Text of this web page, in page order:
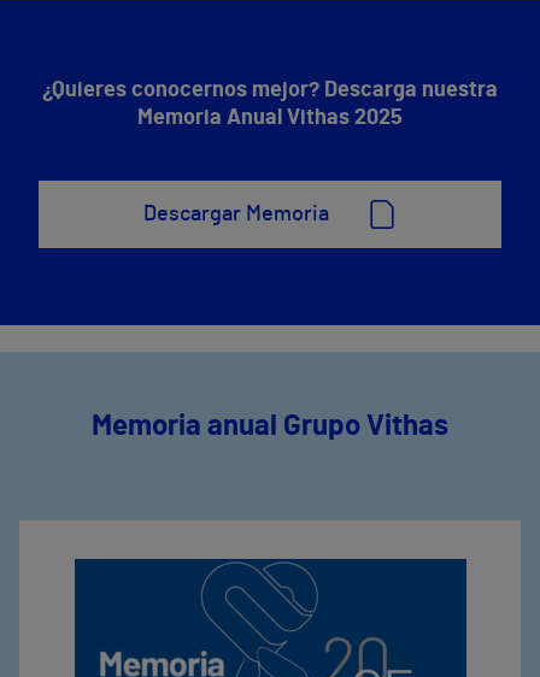
¿Quieres conocernos mejor? Descarga nuestra
Memoria Anual Vithas 2025
Descargar Memoria
Memoria anual Grupo Vithas